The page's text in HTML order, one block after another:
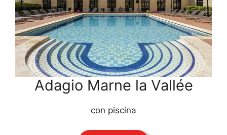
Adagio Marne la Vallée
con piscina